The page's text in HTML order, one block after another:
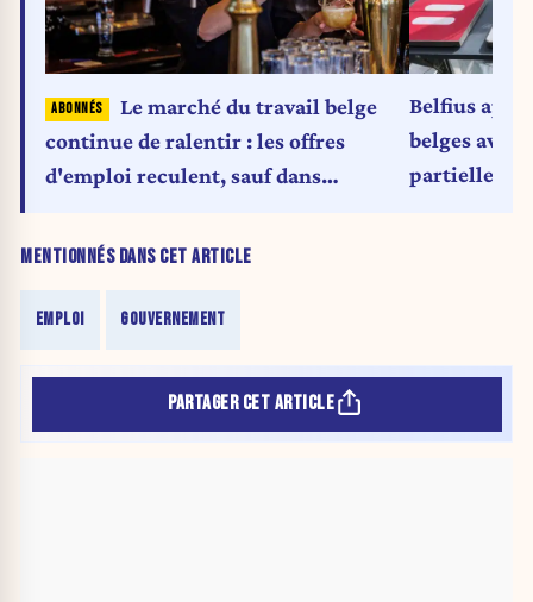
MENTIONNÉS DANS CET ARTICLE
EMPLOI GOUVERNEMENT
Le marché du travail belge
continue de ralentir : les offres
d'emploi reculent, sauf dans
Belfius
belges
partielle
PARTAGER CET ARTICLE